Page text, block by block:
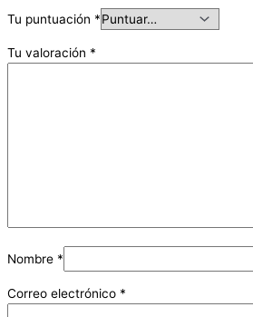
Tu puntuación *
Tu valoración *
Nombre *
Correo electrónico *